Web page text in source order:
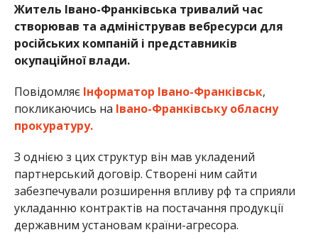
Житель Івано-Франківська тривалий час
створював та адміністрував вебресурси для
російських компаній і представників
окупаційної влади.
Повідомляє Інформатор Івано-Франківськ,
покликаючись на Івано-Франківську обласну
прокуратуру.
З однією з цих структур він мав укладений
партнерський договір. Створені ним сайти
забезпечували розширення впливу рф та сприяли
укладанню контрактів на постачання продукції
державним установам країни-агресора.